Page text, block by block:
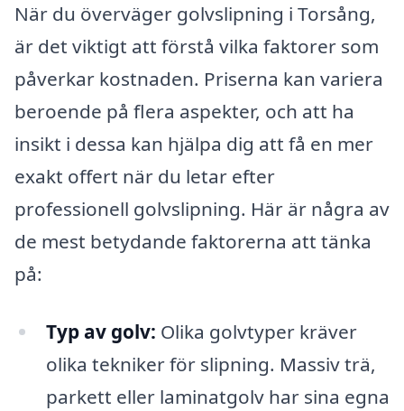
När du överväger golvslipning i Torsång,
är det viktigt att förstå vilka faktorer som
påverkar kostnaden. Priserna kan variera
beroende på flera aspekter, och att ha
insikt i dessa kan hjälpa dig att få en mer
exakt offert när du letar efter
professionell golvslipning. Här är några av
de mest betydande faktorerna att tänka
på:
Typ av golv: Olika golvtyper kräver
olika tekniker för slipning. Massiv trä,
parkett eller laminatgolv har sina egna